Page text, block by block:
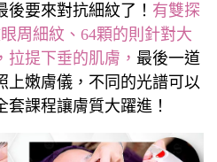
要來對抗細紋了！ 有雙探
周細紋、64顆的則針對大
提下垂的肌膚， 最後一道
上嫩膚儀，不同的光譜可以
課程讓膚質大躍進！